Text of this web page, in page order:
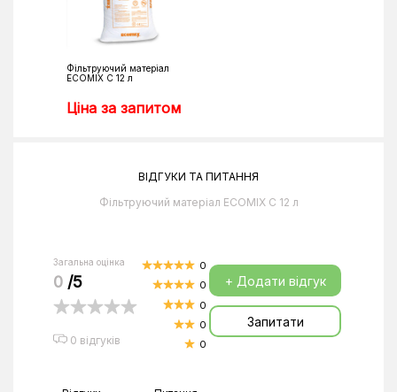
Фільтруючий матеріал
ECOMIX С 12 л
Ціна за запитом
ВІДГУКИ ТА ПИТАННЯ
Фільтруючий матеріал ECOMIX С 12 л
Загальна оцінка
0 /5
0 відгуків
0
0
0
0
0
+ Додати відгук
Запитати